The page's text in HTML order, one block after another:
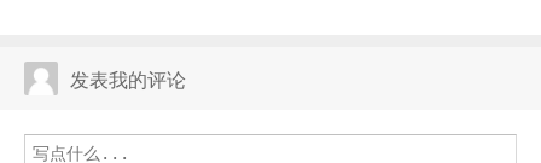
发表我的评论